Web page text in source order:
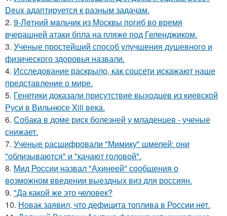
Deux адаптируется к разным задачам.
2. 9-Лeтний мaльчик из Москвы погиб во время
вчерашней атаки бпла на пляже под Геленджиком.
3. Ученые простейший способ улучшения душевного и
физического здоровья назвали.
4. Исследование раскрыло, как соцсети искажают наше
представление о мире.
5. Генетики доказали присутствие выходцев из киевской
Руси в Вильнюсе Xiii века.
6. Собака в доме риск болезней у младенцев - ученые
снижает.
7. Ученые расшифровали "Мимику" шмелей: они
"облизываются" и "качают головой".
8. Мид России назвал "Ахинеей" сообщения о
возможном введении выездных виз для россиян.
9. "Да какой же это человек?
10. Новак заявил, что дефицита топлива в России нет.